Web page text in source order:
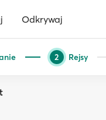
Odkrywaj
2 Rejsy